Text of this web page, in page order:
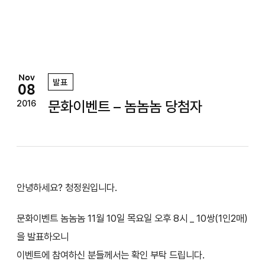
Nov
08
2016
발표
문화이벤트 – 놈놈놈 당첨자
안녕하세요? 청정원입니다.
문화이벤트 놈놈놈 11월 10일 목요일 오후 8시 _ 10쌍(1인2매)
을 발표하오니
이벤트에 참여하신 분들께서는 확인 부탁 드립니다.